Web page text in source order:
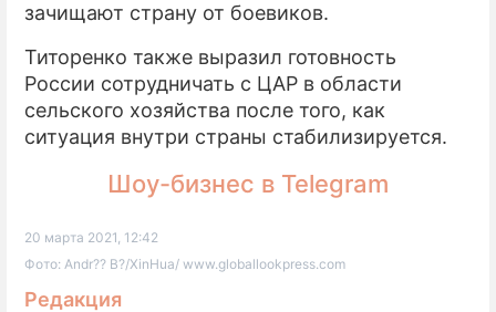
зачищают страну от боевиков.
Титоренко также выразил готовность
России сотрудничать с ЦАР в области
сельского хозяйства после того, как
ситуация внутри страны стабилизируется.
Шоу-бизнес в Telegram
20 марта 2021, 12:42
Фото: Andr?? B?/XinHua/ www.globallookpress.com
Редакция